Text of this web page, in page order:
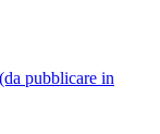
pubblicare in